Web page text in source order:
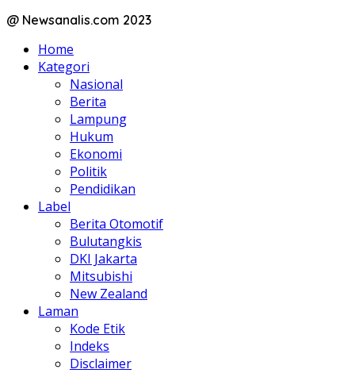
@ Newsanalis.com 2023
Home
Kategori
Nasional
Berita
Lampung
Hukum
Ekonomi
Politik
Pendidikan
Label
Berita Otomotif
Bulutangkis
DKI Jakarta
Mitsubishi
New Zealand
Laman
Kode Etik
Indeks
Disclaimer